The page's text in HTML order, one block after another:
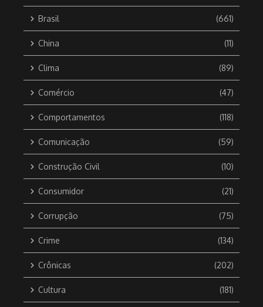
Brasil (661)
China (11)
Clima (89)
Comércio (47)
Comportamentos (118)
Comunicação (59)
Construção Civil (10)
Consumidor (21)
Corrupção (75)
Crime (134)
Crônicas (202)
Cultura (181)